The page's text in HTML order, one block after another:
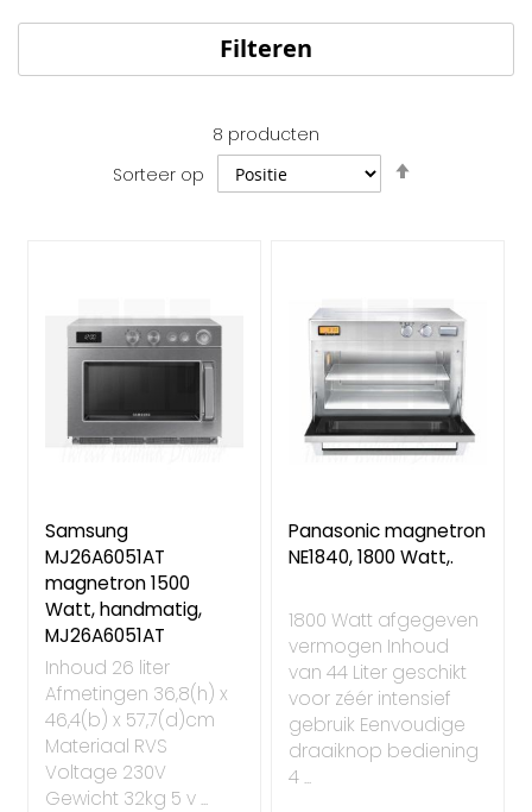
Filteren
8 producten
Sorteer op
Samsung
MJ26A6051AT
magnetron 1500
Watt, handmatig,
MJ26A6051AT
Inhoud 26 liter
Afmetingen 36,8(h) x
46,4(b) x 57,7(d)cm
Materiaal RVS
Voltage 230V
Gewicht 32kg 5 v ...
Panasonic magnetron
NE1840, 1800 Watt,.
1800 Watt afgegeven
vermogen Inhoud
van 44 Liter geschikt
voor zéér intensief
gebruik Eenvoudige
draaiknop bediening
4 ...